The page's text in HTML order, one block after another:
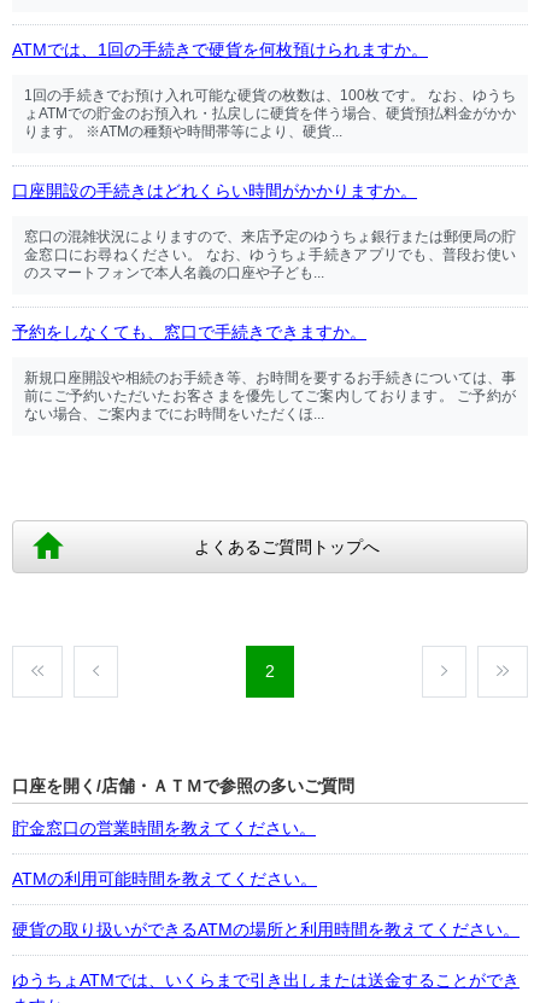
ATMでは、1回の手続きで硬貨を何枚預けられますか。
1回の手続きでお預け入れ可能な硬貨の枚数は、100枚です。 なお、ゆうち
ょATMでの貯金のお預入れ・払戻しに硬貨を伴う場合、硬貨預払料金がかか
ります。 ※ATMの種類や時間帯等により、硬貨...
口座開設の手続きはどれくらい時間がかかりますか。
窓口の混雑状況によりますので、来店予定のゆうちょ銀行または郵便局の貯
金窓口にお尋ねください。 なお、ゆうちょ手続きアプリでも、普段お使い
のスマートフォンで本人名義の口座や子ども...
予約をしなくても、窓口で手続きできますか。
新規口座開設や相続のお手続き等、お時間を要するお手続きについては、事
前にご予約いただいたお客さまを優先してご案内しております。 ご予約が
ない場合、ご案内までにお時間をいただくほ...
よくあるご質問トップへ
2
口座を開く/店舗・ＡＴＭで参照の多いご質問
貯金窓口の営業時間を教えてください。
ATMの利用可能時間を教えてください。
硬貨の取り扱いができるATMの場所と利用時間を教えてください。
ゆうちょATMでは、いくらまで引き出しまたは送金することができ